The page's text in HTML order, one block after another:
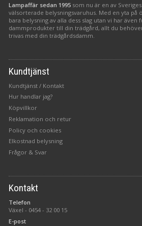
Lampaffär sedan 1995 som nu är en av
välsorterade belysningsvaruhus. Med en yta på
bara belysning av alla dess slag utan vi har
dammprodukter till din trädgård, allt du
trivas med din trädgårdsdamm.
Kundtjänst
Kundtjänst / Kontakt
Hur handlar jag?
Köpvillkor
Reklamation och retur
Policy och cookies
Elkostnad belysning
Frågor & Svar
Kontakt
Telefon
Växel - 0454 - 32 00 15
E-post